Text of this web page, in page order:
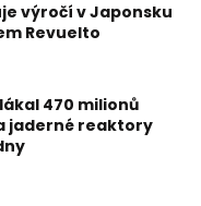
výročí v Japonsku
Revuelto
470 milionů
jaderné reaktory